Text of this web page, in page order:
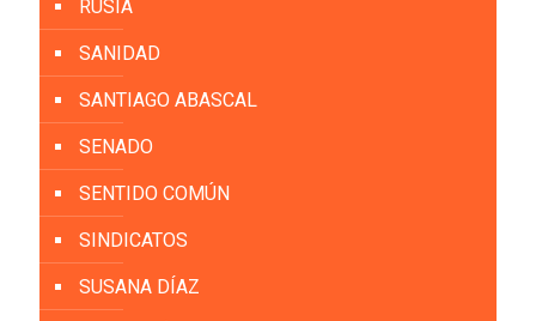
RUSIA
SANIDAD
SANTIAGO ABASCAL
SENADO
SENTIDO COMÚN
SINDICATOS
SUSANA DÍAZ